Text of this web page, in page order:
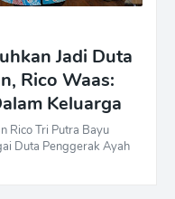
Jadi Duta
Rico Waas:
Keluarga
Rico Tri Putra Bayu
Duta Penggerak Ayah